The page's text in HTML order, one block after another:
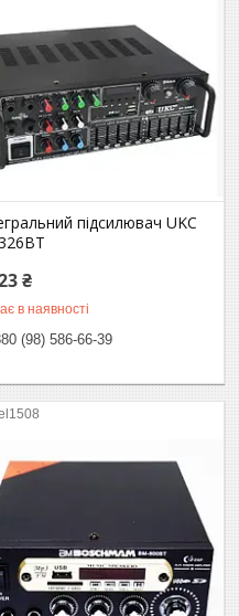
підсилювач UKC
₴
в наявності
(98) 586-66-39